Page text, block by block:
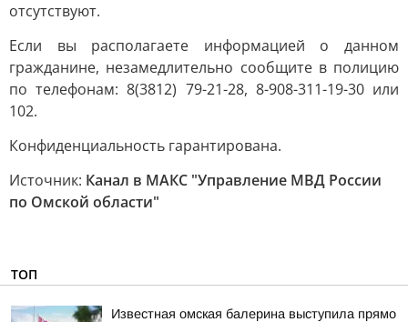
отсутствуют.
Если вы располагаете информацией о данном
гражданине, незамедлительно сообщите в полицию
по телефонам: 8(3812) 79-21-28, 8-908-311-19-30 или
102.
Конфиденциальность гарантирована.
Источник: Канал в МАКС "Управление МВД России
по Омской области"
ТОП
Известная омская балерина выступила прямо